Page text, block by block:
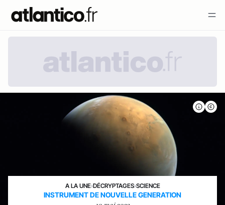
A LA UNE›DÉCRYPTAGES›SCIENCE
INSTRUMENT DE NOUVELLE GENERATION